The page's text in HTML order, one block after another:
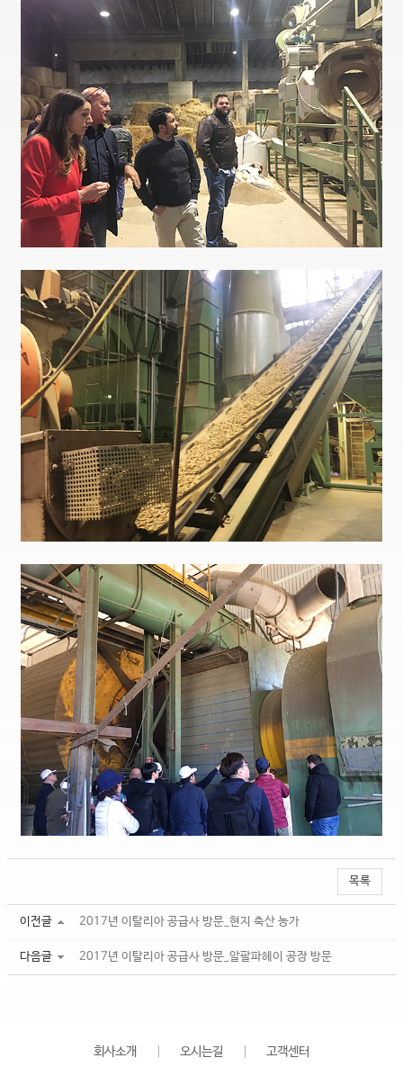
목록
이전글 2017년 이탈리아 공급사 방문_현지 축산 농가
다음글 2017년 이탈리아 공급사 방문_알팔파헤이 공장 방문
회사소개 오시는길 고객센터